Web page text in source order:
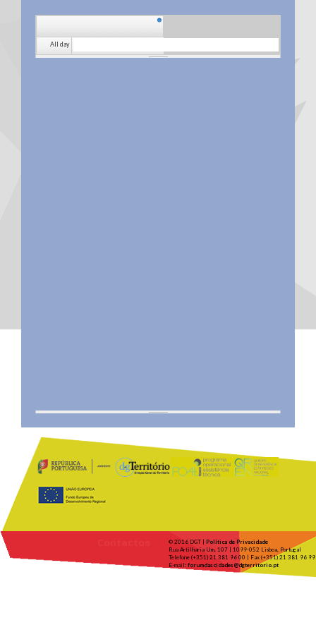
All day
© 2016 DGT | Política de Privacidade
Rua Artilharia Um, 107 | 1099-052 Lisboa, Portugal
Telefone (+351) 21 381 96 00 | Fax (+351) 21 381 96 99
E-mail: forumdascidades@dgterritorio.pt